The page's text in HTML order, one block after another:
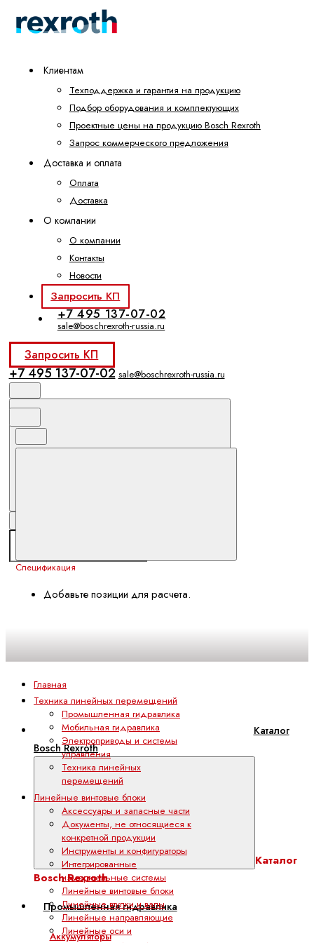
Клиентам
Техподдержка и гарантия на продукцию
Подбор оборудования и комплектующих
Проектные цены на продукцию Bosch Rexroth
Запрос коммерческого предложения
Доставка и оплата
Оплата
Доставка
О компании
О компании
Контакты
Новости
Запросить КП
+7 495 137-07-02
sale@boschrexroth-russia.ru
Запросить КП
+7 495 137-07-02 sale@boschrexroth-russia.ru
Спецификация
Добавьте позиции для расчета.
Каталог
Bosch Rexroth
Каталог
Bosch Rexroth
Промышленная гидравлика
Аккумуляторы
Главная
Техника линейных перемещений
Промышленная гидравлика
Мобильная гидравлика
Электроприводы и системы
управления
Техника линейных
перемещений
Линейные винтовые блоки
Аксессуары и запасные части
Документы, не относящиеся к
конкретной продукции
Инструменты и конфигураторы
Интегрированные
измерительные системы
Линейные винтовые блоки
Линейные втулки и валы
Линейные направляющие
Линейные оси и